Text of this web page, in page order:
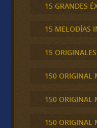
15 GRANDES
15 MELODÍAS
15 ORIGINALES
150 ORIGINAL
150 ORIGINAL
150 ORIGINAL